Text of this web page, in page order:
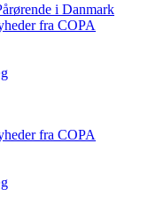
i Danmark
fra COPA
fra COPA